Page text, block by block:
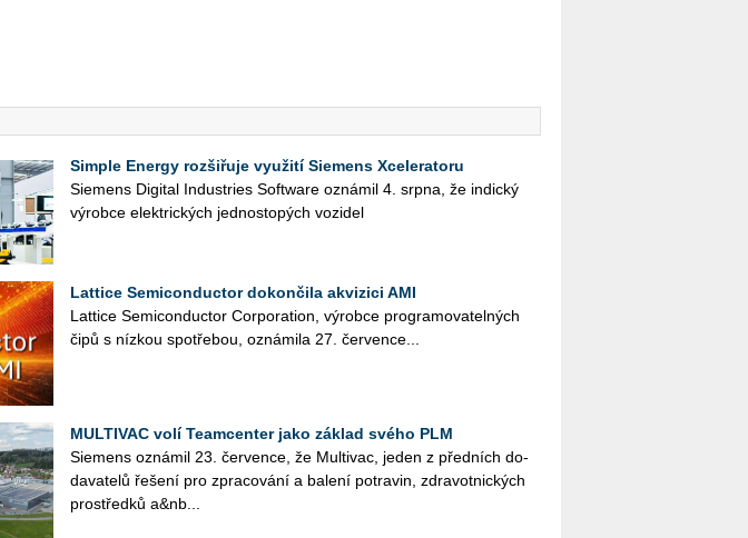
Simple Energy rozšiřuje využití Siemens Xceleratoru
Sie­mens Di­gi­tal In­du­st­ries Soft­ware ozná­mil 4. srpna, že in­dic­ký
vý­rob­ce elek­tric­kých jed­nos­to­pých vo­zi­del
Lattice Semiconductor dokončila akvizici AMI
Lat­ti­ce Se­mi­con­duc­tor Cor­po­rati­on, vý­rob­ce pro­gra­mo­va­tel­ných
čipů s níz­kou spo­tře­bou, ozná­mi­la 27. čer­ven­ce...
MULTIVAC volí Teamcenter jako základ svého PLM
Sie­mens ozná­mil 23. čer­ven­ce, že Mul­ti­vac, jeden z před­ních do­
da­va­te­lů ře­še­ní pro zpra­co­vá­ní a ba­le­ní po­tra­vin, zdra­vot­nic­kých
pro­střed­ků a&nb...